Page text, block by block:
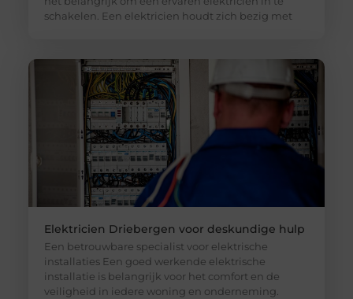
schakelen. Een elektricien houdt zich bezig met
Elektricien Driebergen voor deskundige hulp
Een betrouwbare specialist voor elektrische
installaties Een goed werkende elektrische
installatie is belangrijk voor het comfort en de
veiligheid in iedere woning en onderneming.